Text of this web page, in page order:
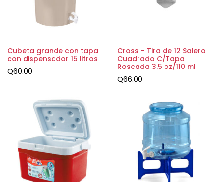
Cubeta grande con tapa
con dispensador 15 litros
Q60.00
Cross – Tira de 12 Salero
Cuadrado C/Tapa
Roscada 3.5 oz/110 ml
Q66.00